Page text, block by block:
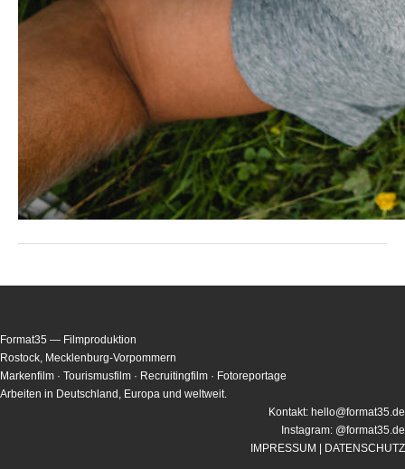
Format35 — Filmproduktion
Rostock, Mecklenburg-Vorpommern
Markenfilm · Tourismusfilm · Recruitingfilm · Fotoreportage
Arbeiten in Deutschland, Europa und weltweit.
Kontakt: hello@format35.de
Instagram: @format35.de
IMPRESSUM
| DATENSCHUTZ